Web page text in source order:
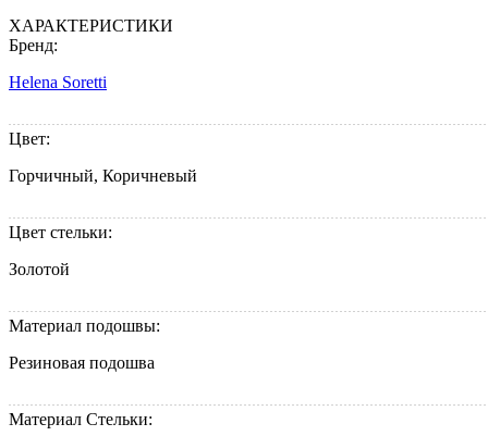
ХАРАКТЕРИСТИКИ
Бренд:
Helena Soretti
Цвет:
Горчичный, Коричневый
Цвет стельки:
Золотой
Материал подошвы:
Резиновая подошва
Материал Стельки: